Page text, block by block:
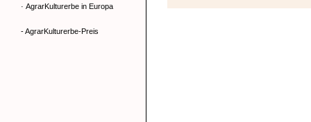
· AgrarKulturerbe in Europa
- AgrarKulturerbe-Preis